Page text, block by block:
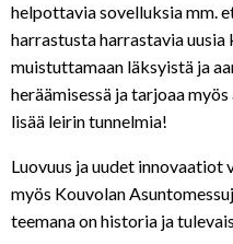
helpottavia sovelluksia mm.
harrastusta harrastavia
muistuttamaan läksyistä ja
heräämisessä ja tarjoaa
lisää leirin tunnelmia!
Luovuus ja uudet innovaatiot
myös Kouvolan
teemana on historia ja